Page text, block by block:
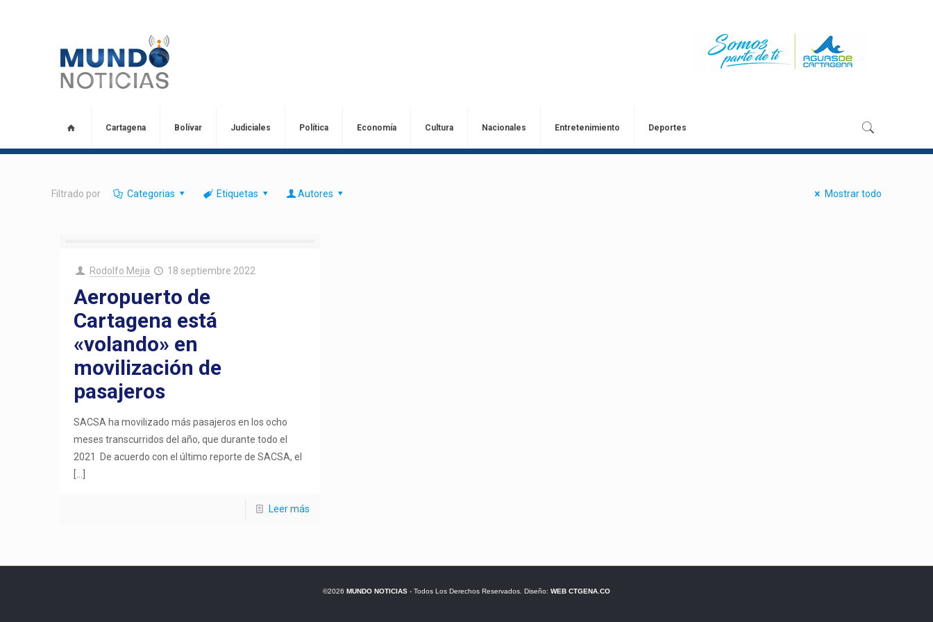
Cartagena Bolívar Judiciales Política Economía Cultura Nacionales Entretenimiento Deportes
Filtrado por Categorias Etiquetas Autores Mostrar todo
Rodolfo Mejia 18 septiembre 2022
Aeropuerto de
Cartagena está
«volando» en
movilización de
pasajeros
SACSA ha movilizado más pasajeros en los ocho
meses transcurridos del año, que durante todo el
2021 De acuerdo con el último reporte de SACSA, el
Leer más
©2026 MUNDO NOTICIAS- Todos Los Derechos Reservados. Diseño: WEB CTGENA.CO